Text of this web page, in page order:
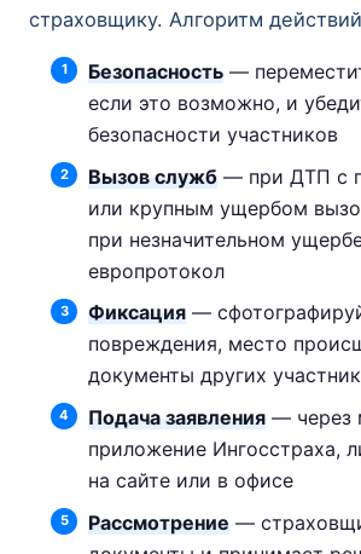
страховщику. Алгоритм
Безопасность—
если это возможно, и
безопасности участников
Вызов служб— при ДТП с
или крупным ущербом
при незначительном
европротокол
Фиксация—
повреждения, место
документы других
Подача заявления— через
приложение Ингосстраха,
на сайте или в офисе
Рассмотрение—